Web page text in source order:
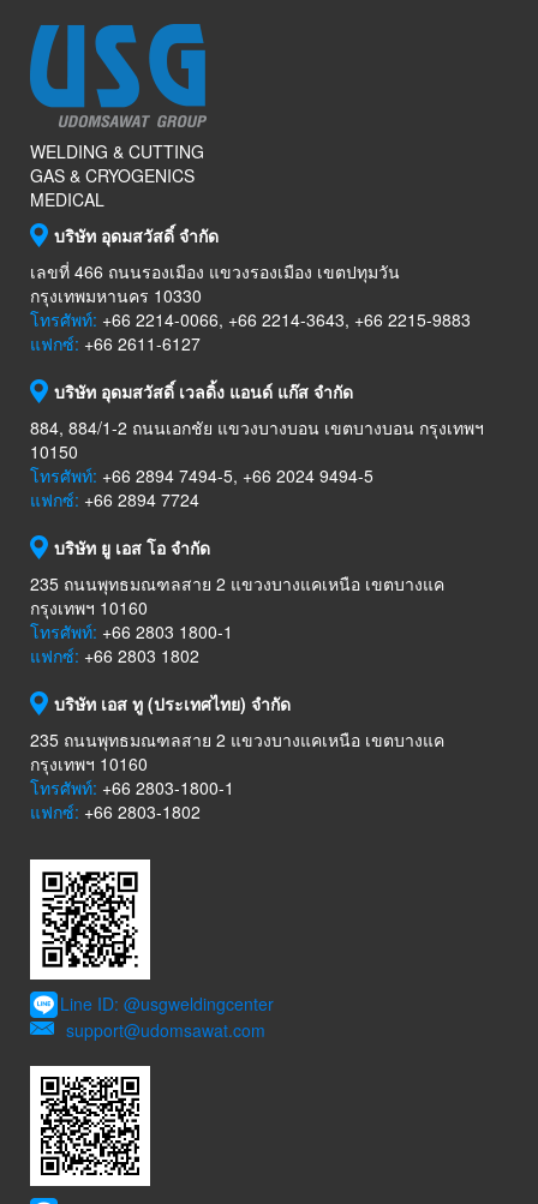
WELDING & CUTTING
GAS & CRYOGENICS
MEDICAL
บริษัท อุดมสวัสดิ์ จำกัด
เลขที่ 466 ถนนรองเมือง แขวงรองเมือง เขตปทุมวัน
กรุงเทพมหานคร 10330
โทรศัพท์: +66 2214-0066, +66 2214-3643, +66 2215-9883
แฟกซ์: +66 2611-6127
บริษัท อุดมสวัสดิ์ เวลดิ้ง แอนด์ แก๊ส จำกัด
884, 884/1-2 ถนนเอกชัย แขวงบางบอน เขตบางบอน กรุงเทพฯ
10150
โทรศัพท์: +66 2894 7494-5, +66 2024 9494-5
แฟกซ์: +66 2894 7724
บริษัท ยู เอส โอ จำกัด
235 ถนนพุทธมณฑลสาย 2 แขวงบางแคเหนือ เขตบางแค
กรุงเทพฯ 10160
โทรศัพท์: +66 2803 1800-1
แฟกซ์: +66 2803 1802
บริษัท เอส ทู (ประเทศไทย) จำกัด
235 ถนนพุทธมณฑลสาย 2 แขวงบางแคเหนือ เขตบางแค
กรุงเทพฯ 10160
โทรศัพท์: +66 2803-1800-1
แฟกซ์: +66 2803-1802
Line ID: @usgweldingcenter
support@udomsawat.com